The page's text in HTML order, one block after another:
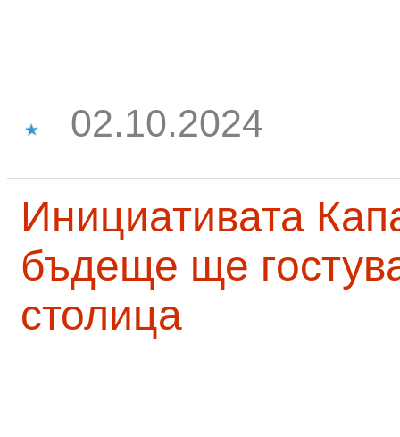
02.10.2024
Инициативата
бъдеще ще
столица